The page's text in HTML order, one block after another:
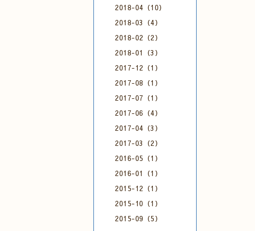
2018-04（10）
2018-03（4）
2018-02（2）
2018-01（3）
2017-12（1）
2017-08（1）
2017-07（1）
2017-06（4）
2017-04（3）
2017-03（2）
2016-05（1）
2016-01（1）
2015-12（1）
2015-10（1）
2015-09（5）